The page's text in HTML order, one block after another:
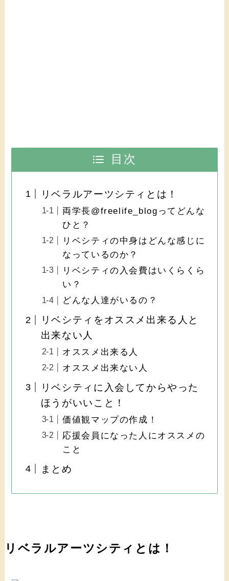
目次
リベラルアーツシティとは！
両学長@freelife_blogってどんな
ひと？
リベシティの中身はどんな感じに
なっているのか？
リベシティの入会費はいくらくら
い？
どんな人達がいるの？
リベシティをオススメ出来る人と
出来ない人
オススメ出来る人
オススメ出来ない人
リベシティに入会してからやった
ほうがいいこと！
価値観マップの作成！
応援会員になった人にオススメの
こと
まとめ
リベラルアーツシティとは！